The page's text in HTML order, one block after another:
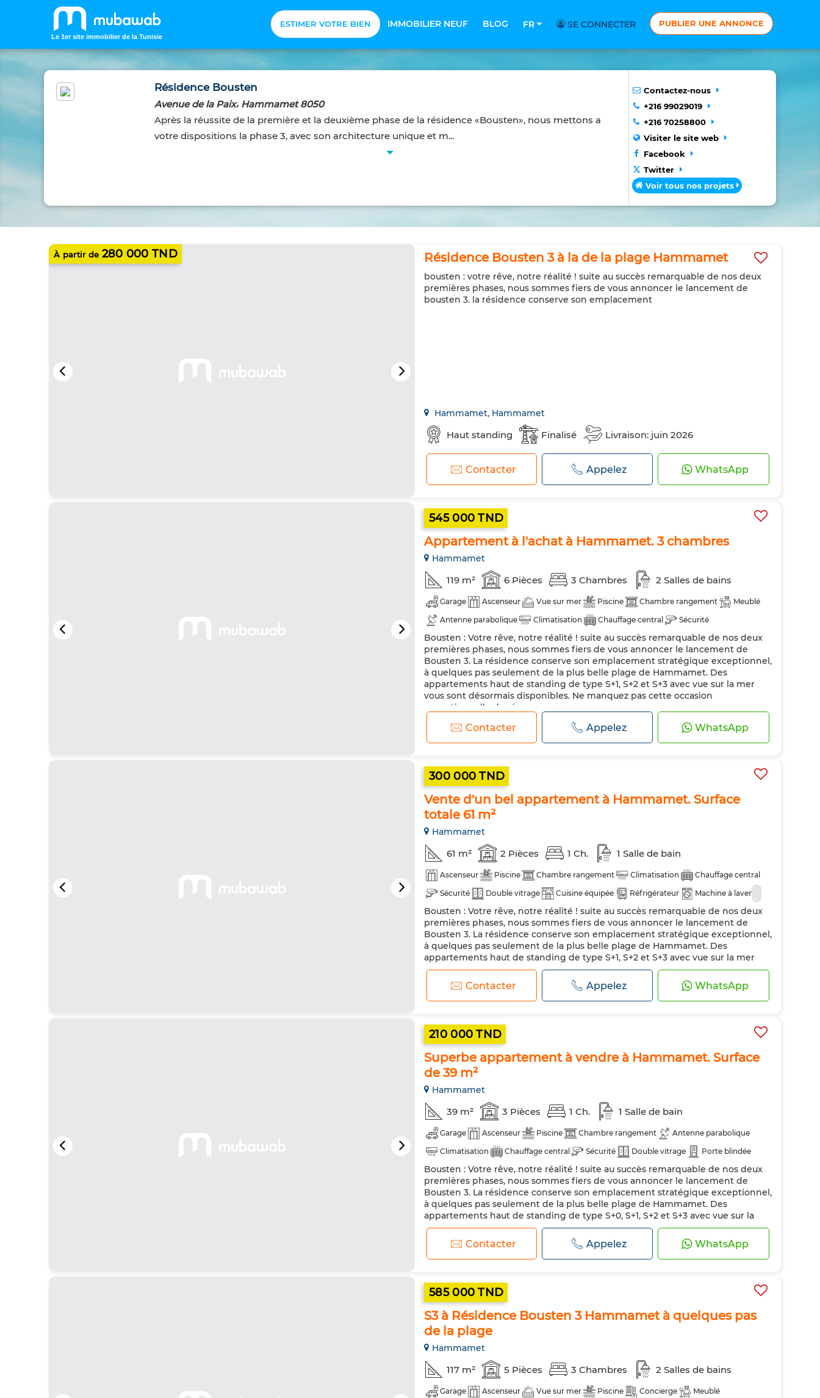
Le 1er site immobilier de la Tunisie
ESTIMER VOTRE BIEN IMMOBILIER NEUF BLOG FR SE CONNECTER PUBLIER UNE ANNONCE
Résidence Bousten
Avenue de la Paix، Hammamet 8050
Après la réussite de la première et la deuxième phase de la résidence «Bousten», nous mettons a
votre dispositions la phase 3, avec son architecture unique et m...
Contactez-nous
+216 99029019
+216 70258800
Visiter le site web
Facebook
Twitter
Voir tous nos projets
À partir de 280 000 TND
IMMOBILIER NEUF
Résidence Bousten 3 à la de la plage Hammamet
bousten : votre rêve, notre réalité ! suite au succès remarquable de nos deux
premières phases, nous sommes fiers de vous annoncer le lancement de
bousten 3. la résidence conserve son emplacement
Hammamet, Hammamet
Haut standing Finalisé Livraison: juin 2026
Contacter Appelez WhatsApp
545 000 TND
Appartement à l'achat à Hammamet. 3 chambres
Hammamet
119 m² 6 Pièces 3 Chambres 2 Salles de bains
Garage Ascenseur Vue sur mer Piscine Chambre rangement
Meublé
Antenne parabolique
Climatisation Chauffage central
Sécurité
Double vitrage
Porte blindée Cuisine équipée Réfrigérateur
Four
Machine à laver
Bousten : Votre rêve, notre réalité ! suite au succès remarquable de nos deux
premières phases, nous sommes fiers de vous annoncer le lancement de
Bousten 3. La résidence conserve son emplacement stratégique exceptionnel,
à quelques pas seulement de la plus belle plage de Hammamet. Des
appartements haut de standing de type S+1, S+2 et S+3 avec vue sur la mer
vous sont désormais disponibles. Ne manquez pas cette occasion
exceptionnelle de rése...
Contacter Appelez WhatsApp
300 000 TND
Vente d'un bel appartement à Hammamet. Surface
totale 61 m²
Hammamet
61 m² 2 Pièces 1 Ch. 1 Salle de bain
Ascenseur Piscine Chambre rangement Climatisation
Chauffage central
Sécurité
Double vitrage Cuisine équipée Réfrigérateur Machine à laver
Bousten : Votre rêve, notre réalité ! suite au succès remarquable de nos deux
premières phases, nous sommes fiers de vous annoncer le lancement de
Bousten 3. La résidence conserve son emplacement stratégique exceptionnel,
à quelques pas seulement de la plus belle plage de Hammamet. Des
appartements haut de standing de type S+1, S+2 et S+3 avec vue sur la mer
vous sont désormais disponibles. Ne manquez pas cette occasion
exceptionnelle de rése...
Contacter Appelez WhatsApp
210 000 TND
Superbe appartement à vendre à Hammamet. Surface
de 39 m²
Hammamet
39 m² 3 Pièces 1 Ch. 1 Salle de bain
Garage Ascenseur Piscine Chambre rangement
Antenne parabolique
Climatisation
Chauffage central Sécurité Double vitrage
Porte blindée
Cuisine équipée
Réfrigérateur Four Machine à laver
Bousten : Votre rêve, notre réalité ! suite au succès remarquable de nos deux
premières phases, nous sommes fiers de vous annoncer le lancement de
Bousten 3. La résidence conserve son emplacement stratégique exceptionnel,
à quelques pas seulement de la plus belle plage de Hammamet. Des
appartements haut de standing de type S+0, S+1, S+2 et S+3 avec vue sur la
mer vous sont désormais disponibles. Ne manquez pas cette occasion
exceptionnelle de...
Contacter Appelez WhatsApp
585 000 TND
S3 à Résidence Bousten 3 Hammamet à quelques pas
de la plage
Hammamet
117 m² 5 Pièces 3 Chambres 2 Salles de bains
Garage Ascenseur Vue sur mer Piscine Concierge
Meublé